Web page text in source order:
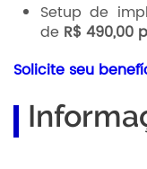
Setup de
de R$ 490,00
Solicite seu